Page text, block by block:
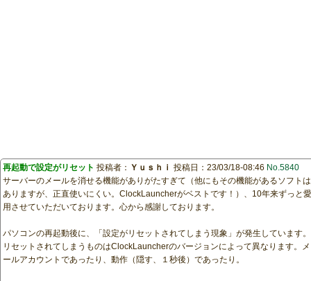
再起動で設定がリセット 投稿者： Ｙｕｓｈｉ 投稿日：23/03/18-08:46 No.5840
サーバーのメールを消せる機能がありがたすぎて（他にもその機能があるソフトは
ありますが、正直使いにくい。ClockLauncherがベストです！）、10年来ずっと愛
用させていただいております。心から感謝しております。
パソコンの再起動後に、「設定がリセットされてしまう現象」が発生しています。
リセットされてしまうものはClockLauncherのバージョンによって異なります。メ
ールアカウントであったり、動作（隠す、１秒後）であったり。